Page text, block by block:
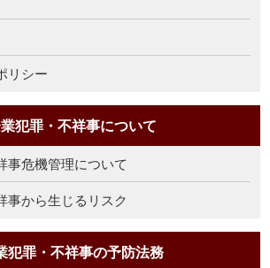
リシー
犯罪・不祥事について
事危機管理について
事から生じるリスク
犯罪・不祥事の予防法務